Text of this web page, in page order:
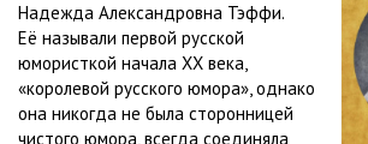
Надежда Александровна Тэффи.
Её называли первой русской
юмористкой начала XX века,
«королевой русского юмора», однако
она никогда не была сторонницей
чистого юмора, всегда соединяла